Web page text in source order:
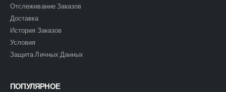
Отслеживание Заказов
Доставка
История Заказов
Условия
Защита Личных Данных
ПОПУЛЯРНОЕ